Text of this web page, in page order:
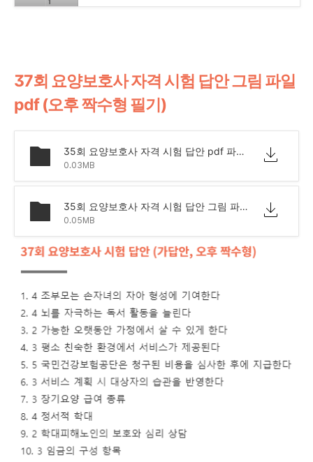
37회 요양보호사 자격 시험 답안 그림 파일
pdf (오후 짝수형 필기)
35회 요양보호사 자격 시험 답안 pdf 파일.pdf
0.03MB
35회 요양보호사 자격 시험 답안 그림 파일.zip
0.05MB